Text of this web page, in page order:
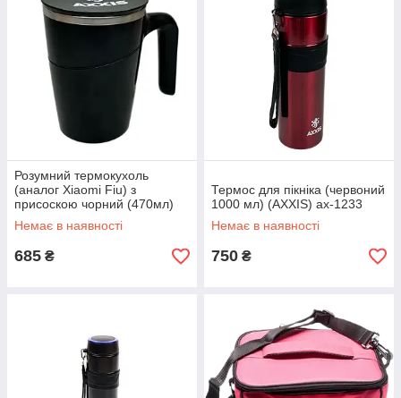
Розумний термокухоль
(аналог Xiaomi Fiu) з
присоскою чорний (470мл)
ax-1226
Немає в наявності
685 ₴
Термос для пікніка (червоний
1000 мл) (AXXIS) ax-1233
Немає в наявності
750 ₴